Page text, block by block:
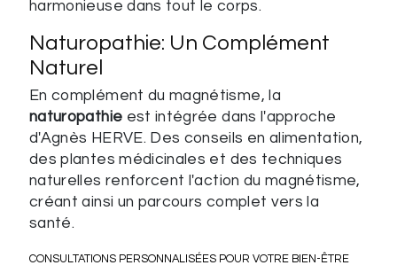
harmonieuse dans tout le corps.
Naturopathie: Un Complément
Naturel
En complément du magnétisme, la
naturopathie est intégrée dans l'approche
d'Agnès HERVE. Des conseils en alimentation,
des plantes médicinales et des techniques
naturelles renforcent l'action du magnétisme,
créant ainsi un parcours complet vers la
santé.
CONSULTATIONS PERSONNALISÉES POUR VOTRE BIEN-ÊTRE